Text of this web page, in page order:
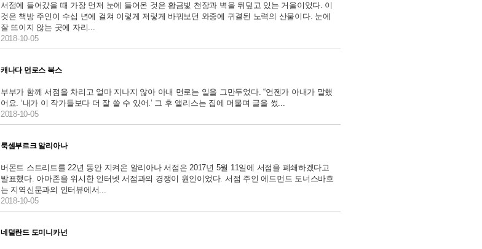
서점에 들어갔을 때 가장 먼저 눈에 들어온 것은 황금빛 천장과 벽을 뒤덮고 있는 거울이었다. 이
것은 책방 주인이 수십 년에 걸쳐 이렇게 저렇게 바꿔보던 와중에 귀결된 노력의 산물이다. 눈에
잘 뜨이지 않는 곳에 자리...
2018-10-05
캐나다 먼로스 북스
부부가 함께 서점을 차리고 얼마 지나지 않아 아내 먼로는 일을 그만두었다. “언젠가 아내가 말했
어요. ‘내가 이 작가들보다 더 잘 쓸 수 있어.’ 그 후 앨리스는 집에 머물며 글을 썼...
2018-10-05
룩셈부르크 알리아나
버몬트 스트리트를 22년 동안 지켜온 알리아나 서점은 2017년 5월 11일에 서점을 폐쇄하겠다고
발표했다. 아마존을 위시한 인터넷 서점과의 경쟁이 원인이었다. 서점 주인 에드먼드 도너스바흐
는 지역신문과의 인터뷰에서...
2018-10-05
네덜란드 도미니카넌